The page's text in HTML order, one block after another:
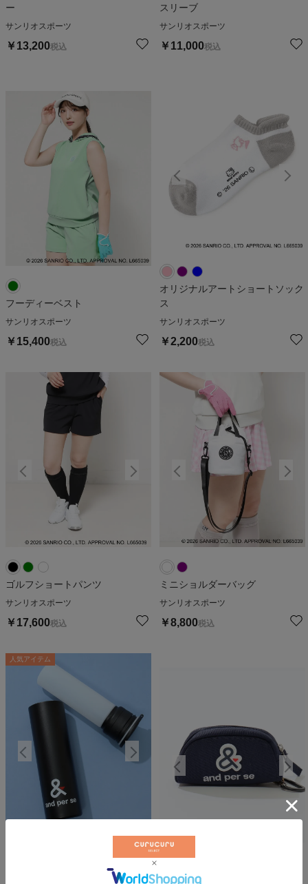
ー
サンリオスポーツ
￥ 13,200税込
スリーブ
サンリオスポーツ
￥ 11,000税込
フーディーベスト
サンリオスポーツ
￥ 15,400税込
オリジナルアートショートソック
ス
サンリオスポーツ
￥2,200税込
ゴルフショートパンツ
サンリオスポーツ
￥ 17,600税込
ミニショルダーバッグ
サンリオスポーツ
￥8,800税込
人気アイテム
水筒タイプシリコン氷嚢スティッ
シリコンロゴボールポーチ